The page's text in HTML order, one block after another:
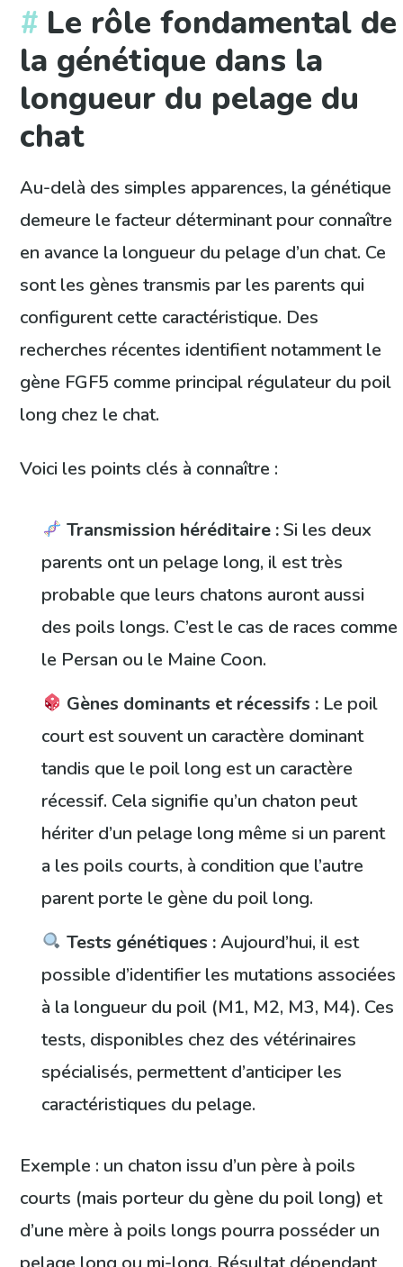
Le rôle fondamental de
la génétique dans la
longueur du pelage du
chat
Au-delà des simples apparences, la génétique
demeure le facteur déterminant pour connaître
en avance la longueur du pelage d’un chat. Ce
sont les gènes transmis par les parents qui
configurent cette caractéristique. Des
recherches récentes identifient notamment le
gène FGF5 comme principal régulateur du poil
long chez le chat.
Voici les points clés à connaître :
Transmission héréditaire :Si les deux
parents ont un pelage long, il est très
probable que leurs chatons auront aussi
des poils longs. C’est le cas de races comme
le Persan ou le Maine Coon.
Gènes dominants et récessifs : Le poil
court est souvent un caractère dominant
tandis que le poil long est un caractère
récessif. Cela signifie qu’un chaton peut
hériter d’un pelage long même si un parent
a les poils courts, à condition que l’autre
parent porte le gène du poil long.
Tests génétiques :Aujourd’hui, il est
possible d’identifier les mutations associées
à la longueur du poil (M1, M2, M3, M4). Ces
tests, disponibles chez des vétérinaires
spécialisés, permettent d’anticiper les
caractéristiques du pelage.
Exemple : un chaton issu d’un père à poils
courts (mais porteur du gène du poil long) et
d’une mère à poils longs pourra posséder un